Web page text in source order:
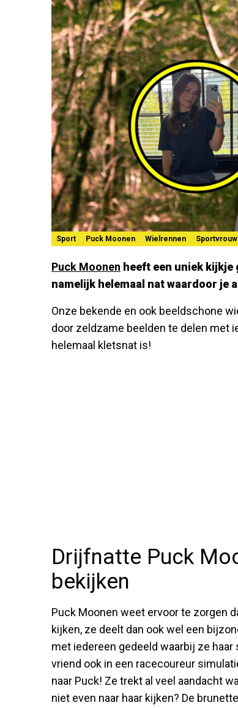
Sport Puck Moonen Wielrennen
Puck Moonen heeft een uniek kijkje
namelijk helemaal nat waardoor je
Onze bekende en ook beeldschone
door zeldzame beelden te delen met
helemaal kletsnat is!
Drijfnatte Puck
bekijken
Puck Moonen weet ervoor te zorgen
kijken, ze deelt dan ook wel een
met iedereen gedeeld waarbij ze
vriend ook in een racecoureur
naar Puck! Ze trekt al veel aandacht
niet even naar haar kijken? De